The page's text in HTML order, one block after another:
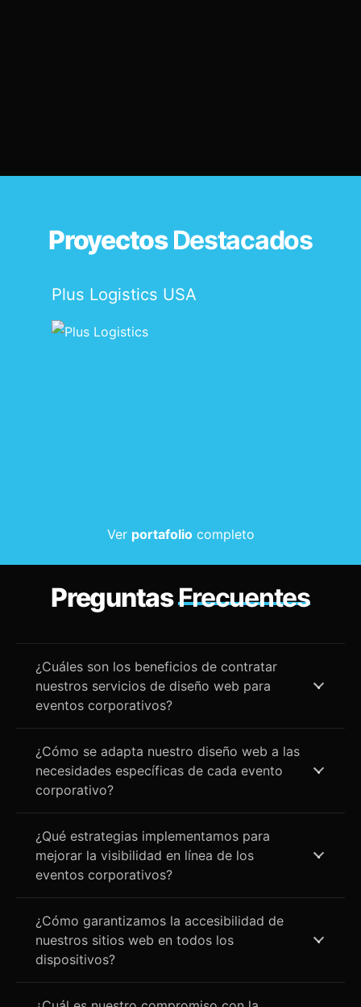
ProyectosDestacados
Plus Logistics USA
Ver portafoliocompleto
PreguntasFrecuentes
¿Cuáles son los beneficios de contratar
nuestros servicios de diseño web para
eventos corporativos?
¿Cómo se adapta nuestro diseño web a las
necesidades específicas de cada evento
corporativo?
¿Qué estrategias implementamos para
mejorar la visibilidad en línea de los
eventos corporativos?
¿Cómo garantizamos la accesibilidad de
nuestros sitios web en todos los
dispositivos?